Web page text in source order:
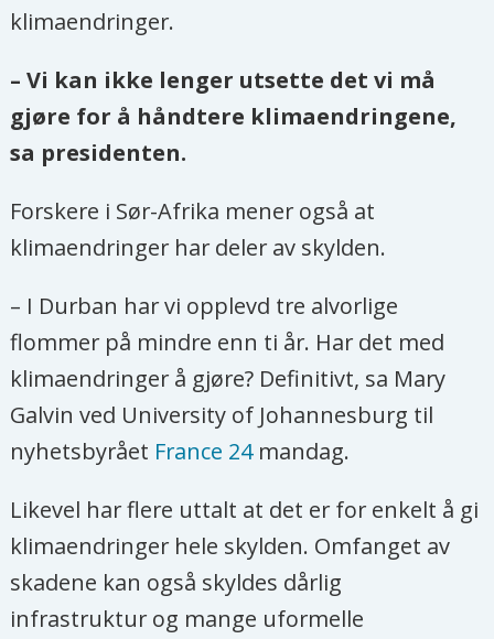
klimaendringer.
– Vi kan ikke lenger utsette det vi må
gjøre for å håndtere klimaendringene,
sa presidenten.
Forskere i Sør-Afrika mener også at
klimaendringer har deler av skylden.
– I Durban har vi opplevd tre alvorlige
flommer på mindre enn ti år. Har det med
klimaendringer å gjøre? Definitivt, sa Mary
Galvin ved University of Johannesburg til
nyhetsbyrået France 24mandag.
Likevel har flere uttalt at det er for enkelt å gi
klimaendringer hele skylden. Omfanget av
skadene kan også skyldes dårlig
infrastruktur og mange uformelle